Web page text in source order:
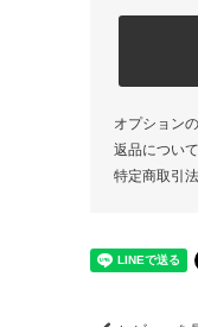
オプション
返品について
特定商取引